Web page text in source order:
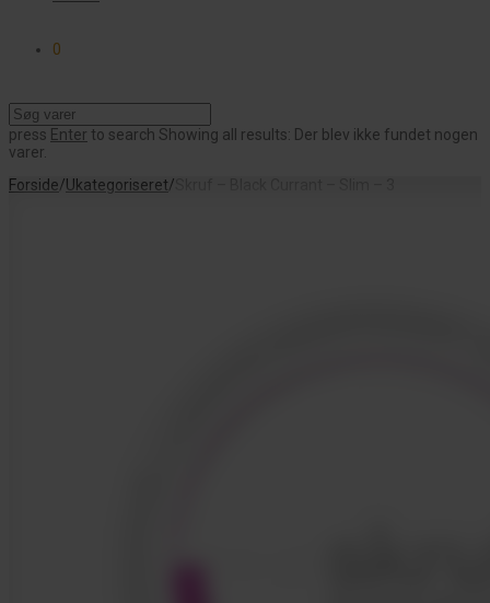
0
press Enter to search Showing all results: Der blev ikke fundet nogen
varer.
Forside/Ukategoriseret/